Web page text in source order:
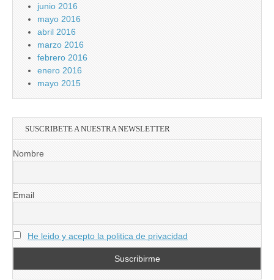
junio 2016
mayo 2016
abril 2016
marzo 2016
febrero 2016
enero 2016
mayo 2015
SUSCRIBETE A NUESTRA NEWSLETTER
Nombre
Email
He leido y acepto la politica de privacidad